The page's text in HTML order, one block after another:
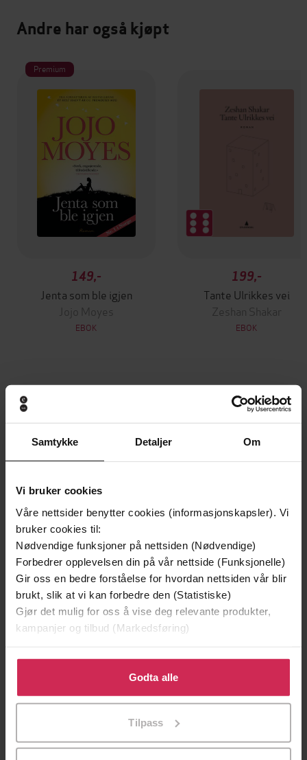
Samtykke Detaljer Om
Vi bruker cookies
Våre nettsider benytter cookies (informasjonskapsler). Vi
bruker cookies til:
Nødvendige funksjoner på nettsiden (Nødvendige)
Forbedrer opplevelsen din på vår nettside (Funksjonelle)
Gir oss en bedre forståelse for hvordan nettsiden vår blir
brukt, slik at vi kan forbedre den (Statistiske)
Gjør det mulig for oss å vise deg relevante produkter,
kampanjer og tilbud (Markedsføring)
Klikk på «Godta alle» for å gi oss ditt samtykke til å
bruke cookies for alle disse formålene. Du kan også
tilpasse ditt samtykke til spesifikke formål ved å klikke
Godta alle
Tilpass
Andre har også kjøpt
Premium
149,-
Jenta som ble igjen
Jojo Moyes
EBOK
199,-
Tante Ulrikkes vei
Zeshan Shakar
EBOK
Forfattere
Geir Pollen
(redaktør)
Forlag
Lengde
Sjanger Skjønnlitteratur
Språk Bokmål
Format epub
DRM-
beskyttelse
Vannmerket
9788205453234